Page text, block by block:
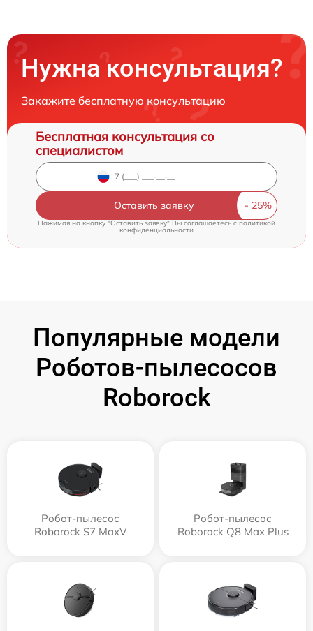
Нужна консультация?
Закажите бесплатную консультацию
Бесплатная консультация со
специалистом
Оставить заявку
Нажимая на кнопку "Оставить заявку" Вы соглашаетесь cполитикой
конфиденциальности
Популярные модели
Роботов-пылесосов
Roborock
Робот-пылесос
Roborock S7 MaxV
Робот-пылесос
Roborock Q8 Max Plus